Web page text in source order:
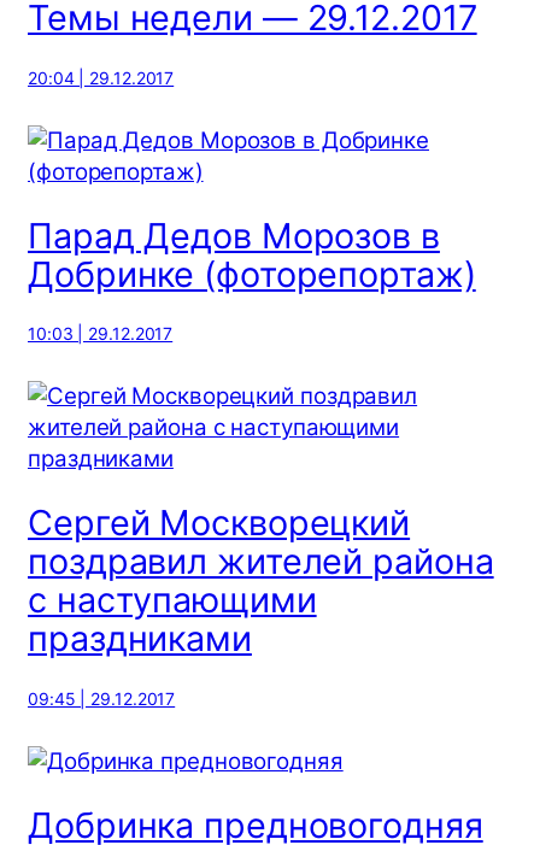
Темы недели — 29.12.2017
20:04 | 29.12.2017
Парад Дедов Морозов в
Добринке (фоторепортаж)
10:03 | 29.12.2017
Сергей Москворецкий
поздравил жителей района
с наступающими
праздниками
09:45 | 29.12.2017
Добринка предновогодняя